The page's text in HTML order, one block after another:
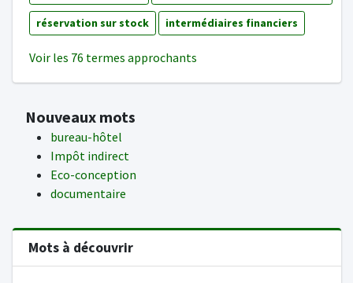
réservation sur stock intermédiaires financiers
Voir les 76 termes approchants
Nouveaux mots
bureau-hôtel
Impôt indirect
Eco-conception
documentaire
Mots à découvrir